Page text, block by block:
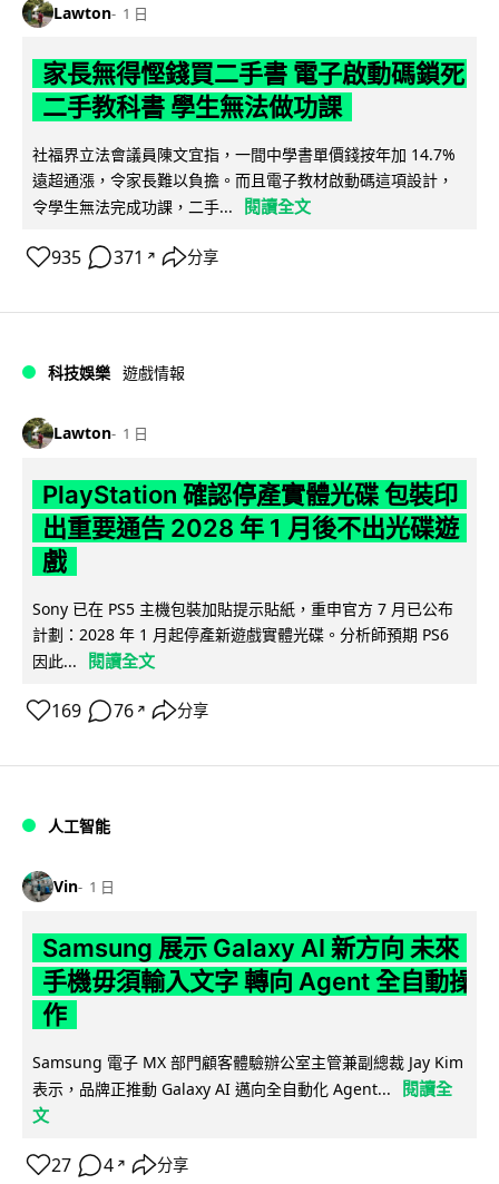
Lawton 1 日
家長無得慳錢買二手書 電子啟動碼鎖死
二手教科書 學生無法做功課
社福界立法會議員陳文宜指，一間中學書單價錢按年加 14.7%
遠超通漲，令家長難以負擔。而且電子教材啟動碼這項設計，
令學生無法完成功課，二手...
閱讀全文
935 371 ↗ 分享
科技娛樂 遊戲情報
Lawton 1 日
PlayStation 確認停產實體光碟 包裝印
出重要通告 2028 年 1 月後不出光碟遊
戲
Sony 已在 PS5 主機包裝加貼提示貼紙，重申官方 7 月已公布
計劃：2028 年 1 月起停產新遊戲實體光碟。分析師預期 PS6
因此...
閱讀全文
169 76 ↗ 分享
人工智能
Vin 1 日
Samsung 展示 Galaxy AI 新方向 未來
手機毋須輸入文字 轉向 Agent 全自動操
作
Samsung 電子 MX 部門顧客體驗辦公室主管兼副總裁 Jay Kim
表示，品牌正推動 Galaxy AI 邁向全自動化 Agent...
閱讀全
文
27 4 ↗ 分享